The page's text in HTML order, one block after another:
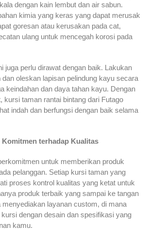
dengan kain lembut dan air sabun.
kimia yang keras yang dapat merusak
goresan atau kerusakan pada cat,
ulang untuk mencegah korosi pada
juga perlu dirawat dengan baik. Lakukan
dan oleskan lapisan pelindung kayu secara
keindahan dan daya tahan kayu. Dengan
kursi taman rantai bintang dari Futago
indah dan berfungsi dengan baik selama
Komitmen terhadap Kualitas
untuk memberikan produk
pelanggan. Setiap kursi taman yang
proses kontrol kualitas yang ketat untuk
produk terbaik yang sampai ke tangan
menyediakan layanan custom, di mana
dengan desain dan spesifikasi yang
kamu.